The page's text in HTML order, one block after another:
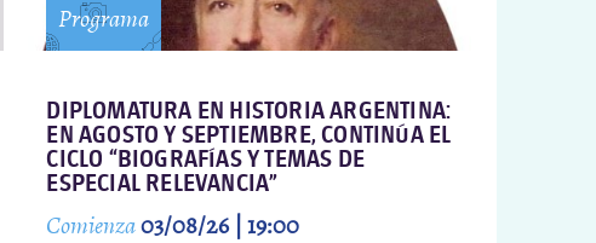
Programa
DIPLOMATURA EN HISTORIA ARGENTINA:
EN AGOSTO Y SEPTIEMBRE, CONTINÚA EL
CICLO “BIOGRAFÍAS Y TEMAS DE
ESPECIAL RELEVANCIA”
Comienza03/08/26 | 19:00